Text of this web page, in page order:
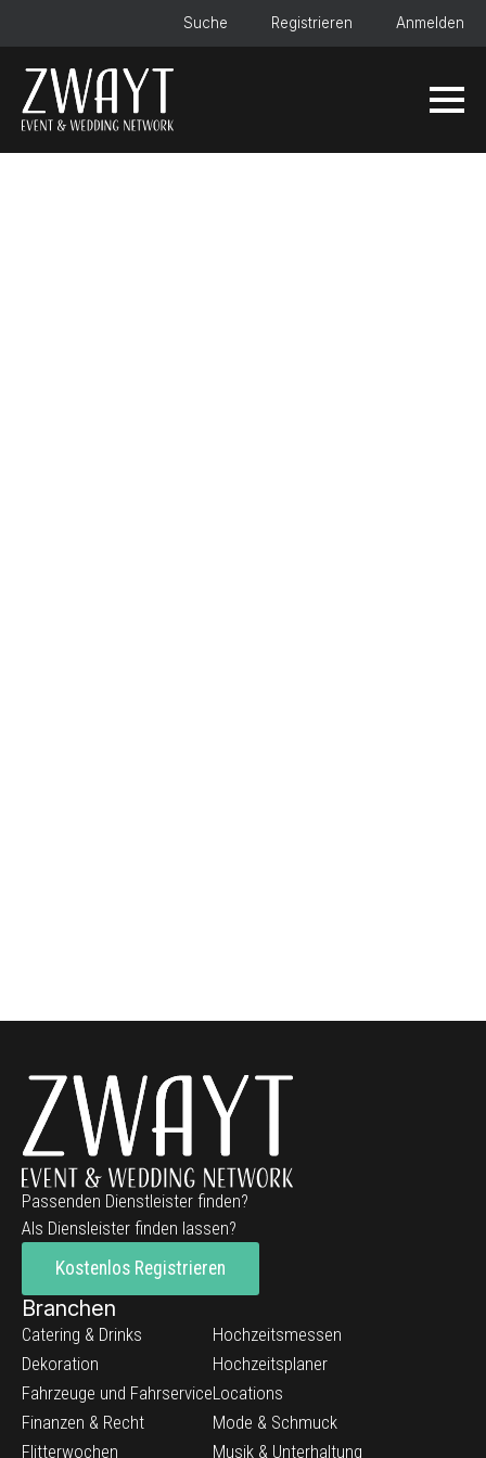
Suche Registrieren Anmelden
Passenden Dienstleister finden?
Als Diensleister finden lassen?
Kostenlos Registrieren
Branchen
Catering & Drinks
Dekoration
Fahrzeuge und Fahrservice
Finanzen & Recht
Flitterwochen
Hochzeitsmessen
Hochzeitsplaner
Locations
Mode & Schmuck
Musik & Unterhaltung